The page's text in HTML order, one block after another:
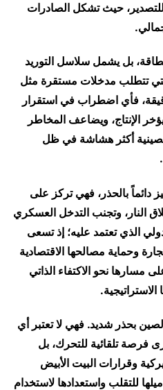
حيث تشكل الصادرات
بل يشمل سلاسل التوريد
تتطلب مدخلات مستقرة مثل
فأي اضطراب في استقرار
الإنتاج، ويضاعف المخاطر
الصينية أكثر هشاشة في ظل
دائماً بالحذر، فهي تركز على
النار، وتجنب التدخل العسكري
الذي تعتمد عليه؛ إذ تسعى
وحماية مصالحها الاقتصادية
مسارها نحو الاكتفاء الذاتي
بحذر شديد. فهي لا تعتبر أي
فرصة تلقائية للتحرك، بل
وقرارات البيت الأبيض
للتقلب واستعدادها لاستخدام